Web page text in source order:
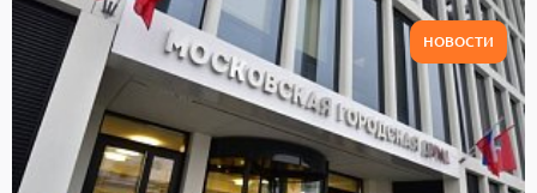
НОВОСТИ